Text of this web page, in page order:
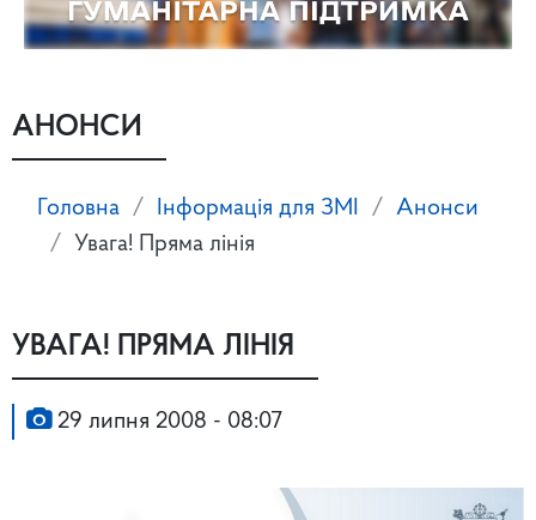
АНОНСИ
Головна Інформація для ЗМІ
Анонси
Увага! Пряма лінія
УВАГА! ПРЯМА ЛІНІЯ
29 липня 2008 - 08:07